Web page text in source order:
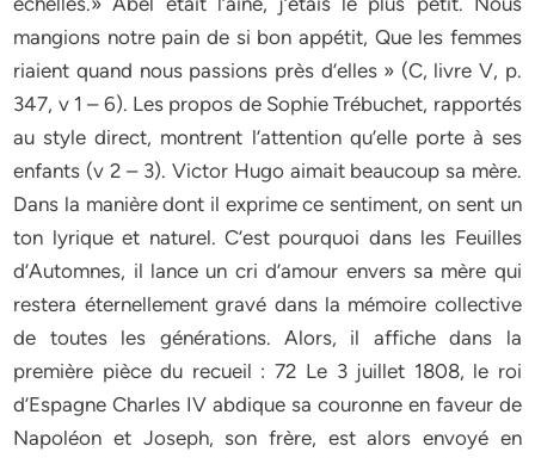
mangions notre pain de si bon appétit, Que les femmes
riaient quand nous passions près d’elles » (C, livre V, p.
347, v 1 – 6). Les propos de Sophie Trébuchet, rapportés
au style direct, montrent l’attention qu’elle porte à ses
enfants (v 2 – 3). Victor Hugo aimait beaucoup sa mère.
Dans la manière dont il exprime ce sentiment, on sent un
ton lyrique et naturel. C’est pourquoi dans les Feuilles
d’Automnes, il lance un cri d’amour envers sa mère qui
restera éternellement gravé dans la mémoire collective
de toutes les générations. Alors, il affiche dans la
première pièce du recueil : 72 Le 3 juillet 1808, le roi
d’Espagne Charles IV abdique sa couronne en faveur de
Napoléon et Joseph, son frère, est alors envoyé en